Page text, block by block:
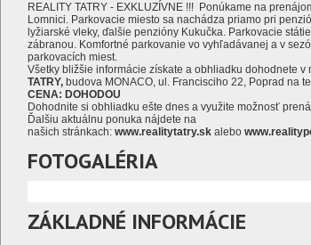
REALITY TATRY - EXKLUZÍVNE !!! Ponúkame na
Lomnici. Parkovacie miesto sa nachádza priamo pri
lyžiarské vleky, ďalšie penzióny Kukučka. Parkovacie
zábranou. Komfortné parkovanie vo vyhľadávanej a v
parkovacích miest.
Všetky bližšie informácie získate a obhliadku dohodnete v
TATRY, budova MONACO, ul. Francisciho 22, Poprad na
CENA: DOHODOU
Dohodnite si obhliadku ešte dnes a využite možnosť
Ďalšiu aktuálnu ponuka nájdete na
našich stránkach: www.realitytatry.sk alebo
FOTOGALÉRIA
ZÁKLADNÉ INFORMÁCIE